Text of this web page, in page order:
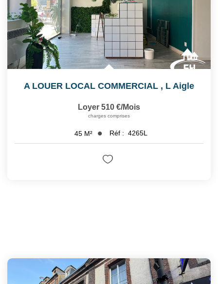
A LOUER LOCAL COMMERCIAL , L Aigle
Loyer 510 €/mois
charges comprises
45 M² Réf : 4265L